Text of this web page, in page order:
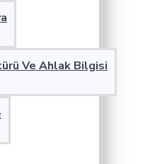
Ve Ahlak Bilgisi